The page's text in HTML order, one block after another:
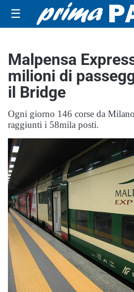
☰
Malpensa
milioni di
il Bridge
Ogni giorno 146 corse da
raggiunti i 58mila posti.